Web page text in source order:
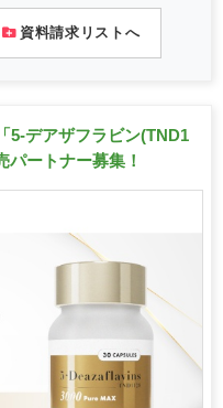
資料請求リストへ
5-デアザフラビン(TND1
パートナー募集！